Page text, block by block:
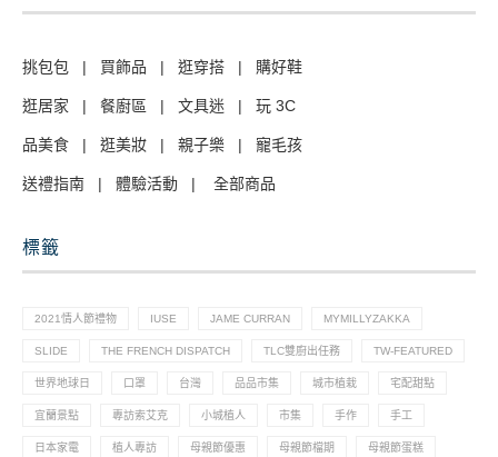
挑包包 | 買飾品 | 逛穿搭 | 購好鞋
逛居家 | 餐廚區 | 文具迷 | 玩 3C
品美食 | 逛美妝 | 親子樂 | 寵毛孩
送禮指南 | 體驗活動 | 全部商品
標籤
2021情人節禮物 IUSE JAME CURRAN MYMILLYZAKKA
SLIDE THE FRENCH DISPATCH TLC雙廚出任務 TW-FEATURED
世界地球日 口罩 台灣 品品市集 城市植栽 宅配甜點
宜蘭景點 專訪索艾克 小城植人 市集 手作 手工
日本家電 植人專訪 母親節優惠 母親節檔期 母親節蛋糕